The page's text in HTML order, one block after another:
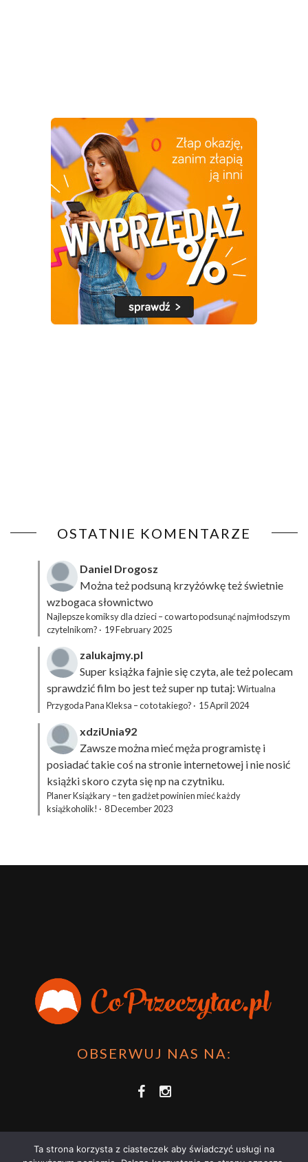
OSTATNIE KOMENTARZE
Daniel Drogosz
Można też podsuną krzyżówkęteż świetnie
wzbogaca słownictwo
Najlepsze komiksy dla dzieci – co warto podsunąć najmłodszym
czytelnikom? · 19 February 2025
zalukajmy.pl
Super książka fajnie się czyta, ale też polecam
sprawdzić film bo jest też super np tutaj: Wirtualna
Przygoda Pana Kleksa – co to takiego? · 15 April 2024
xdziUnia92
Zawsze można mieć męża programistę i
posiadać takie coś na stronie internetowej i nie nosić
książki skoro czyta się np na czytniku.
Planer Książkary – ten gadżet powinien mieć każdy
książkoholik! · 8 December 2023
OBSERWUJ NAS NA:
Ta strona korzysta z ciasteczek aby świadczyć usługi na